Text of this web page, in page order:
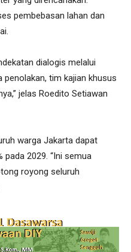
pembebasan lahan dan
dialogis melalui
tim kajian khusus
jelas Roedito Setiawan
warga Jakarta dapat
pada 2029. “Ini semua
royong seluruh